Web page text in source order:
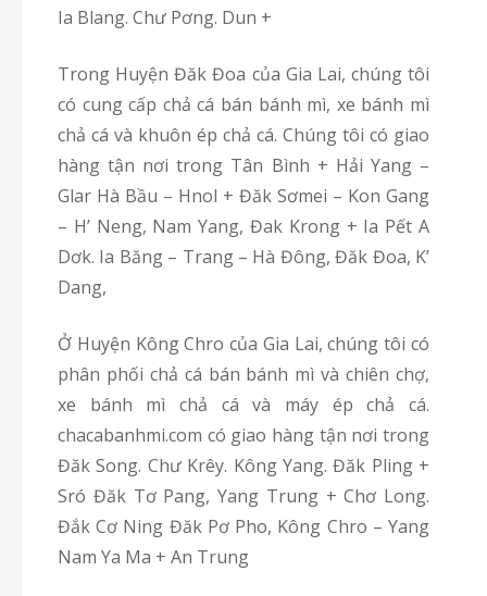
Ia Blang. Chư Pơng. Dun +
Trong Huyện Đăk Đoa của Gia Lai, chúng tôi
có cung cấp chả cá bán bánh mì, xe bánh mì
chả cá và khuôn ép chả cá. Chúng tôi có giao
hàng tận nơi trong Tân Bình + Hải Yang –
Glar Hà Bầu – Hnol + Đăk Sơmei – Kon Gang
– H’ Neng, Nam Yang, Đak Krong + Ia Pết A
Dơk. Ia Băng – Trang – Hà Đông, Đăk Đoa, K’
Dang,
Ở Huyện Kông Chro của Gia Lai, chúng tôi có
phân phối chả cá bán bánh mì và chiên chợ,
xe bánh mì chả cá và máy ép chả cá.
chacabanhmi.com có giao hàng tận nơi trong
Đăk Song. Chư Krêy. Kông Yang. Đăk Pling +
Sró Đăk Tơ Pang, Yang Trung + Chơ Long.
Đắk Cơ Ning Đăk Pơ Pho, Kông Chro – Yang
Nam Ya Ma + An Trung